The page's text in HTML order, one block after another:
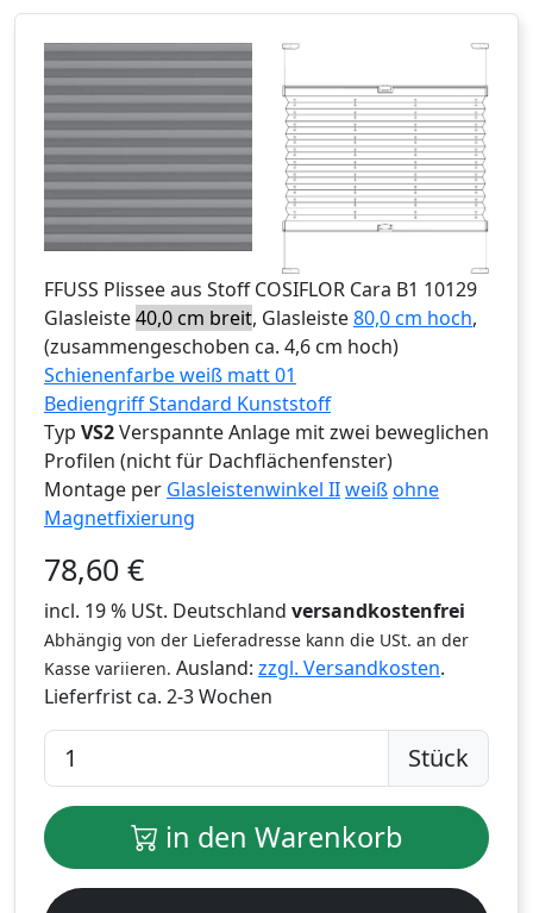
FFUSS Plissee aus Stoff COSIFLOR Cara B1 10129
Glasleiste40,0 cm breit, Glasleiste80,0 cm hoch,
(zusammengeschoben ca. 4,6 cm hoch)
Schienenfarbe weiß matt 01
Bediengriff Standard Kunststoff
Typ VS2Verspannte Anlage mit zwei beweglichen
Profilen (nicht für Dachflächenfenster)
Montage per Glasleistenwinkel IIweißohne
Magnetfixierung
78,60 €
incl. 19 % USt. Deutschland versandkostenfrei
Abhängig von der Lieferadresse kann die USt. an der
Kasse variieren. Ausland: zzgl. Versandkosten.
Lieferfrist ca. 2-3 Wochen
Stück
in den Warenkorb